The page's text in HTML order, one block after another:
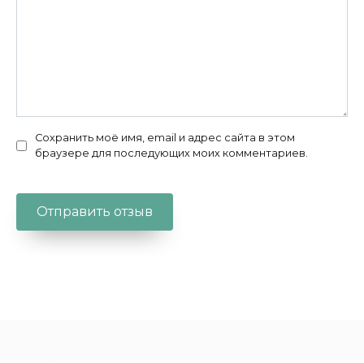
Сохранить моё имя, email и адрес сайта в этом
браузере для последующих моих комментариев.